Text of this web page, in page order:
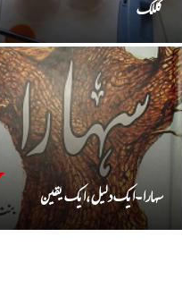
گللک
سہارا ۔ایک دلیل ،ایک یقین